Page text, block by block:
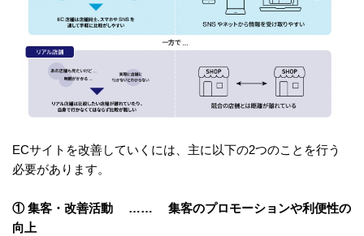
ECサイトを改善していくには、主に以下の2つのことを行う
必要があります。
① 集客・改善活動 …… 集客のプロモーションや利便性の
向上